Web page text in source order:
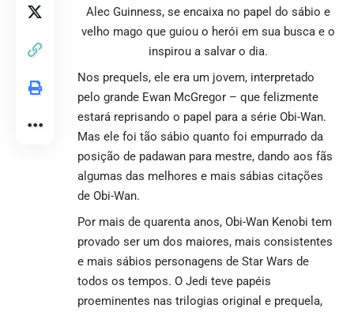
Alec Guinness, se encaixa no papel do sábio e
velho mago que guiou o herói em sua busca e o
inspirou a salvar o dia.
Nos prequels, ele era um jovem, interpretado
pelo grande Ewan McGregor – que felizmente
estará reprisando o papel para a série Obi-Wan.
Mas ele foi tão sábio quanto foi empurrado da
posição de padawan para mestre, dando aos fãs
algumas das melhores e mais sábias citações
de Obi-Wan.
Por mais de quarenta anos, Obi-Wan Kenobi tem
provado ser um dos maiores, mais consistentes
e mais sábios personagens de Star Wars de
todos os tempos. O Jedi teve papéis
proeminentes nas trilogias original e prequela,